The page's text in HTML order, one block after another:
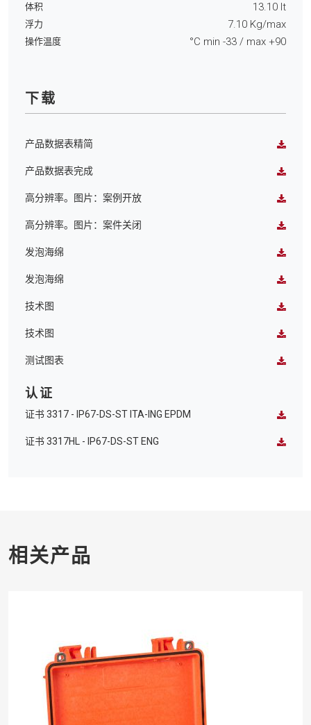
体积 13.10 lt
浮力 7.10 Kg/max
操作温度 °C min -33 / max +90
下载
产品数据表精简
产品数据表完成
高分辨率。图片：案例开放
高分辨率。图片：案件关闭
发泡海绵
发泡海绵
技术图
技术图
测试图表
认证
证书 3317 - IP67-DS-ST ITA-ING EPDM
证书 3317HL - IP67-DS-ST ENG
相关产品